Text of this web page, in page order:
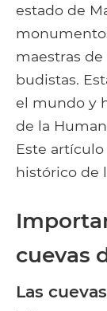
estado de
maestras
budistas.
el mundo y
de la
Este
histórico de
cuevas
Las